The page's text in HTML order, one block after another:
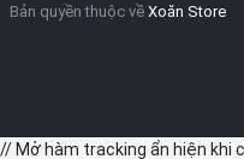
Bản quyền thuộc về Xoăn Store
// Mở hàm tracking ẩn hiện khi